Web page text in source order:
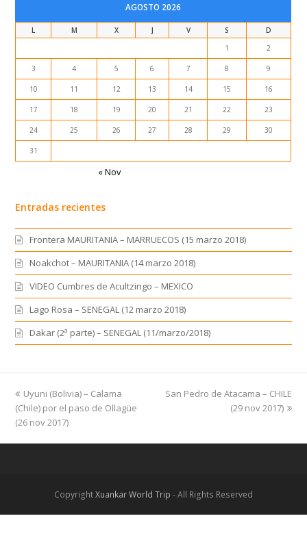
AGOSTO 2026
L M X J V S
D
1
2
3 4 5 6 7 8 9
10 11 12 13 14 15 16
17 18 19 20 21 22 23
24 25 26 27 28 29 30
31
« Nov
Entradas recientes
Frontera MAURITANIA – MARRUECOS (15 marzo 2018)
Noakchot – MAURITANIA (14 marzo 2018)
VIDEO Cumbres de Acultzingo – MEXICO
Lago Rosa – SENEGAL (12 marzo 2018)
Dakar (2ª parte) – SENEGAL (11/marzo/2018)
previous
post:
Uyuni (Bolivia) – Calama
(Chile) por el paso de Ollagüe
(26 nov 2017)
next
San Pedro de Atacama – CHILE
(29 nov 2017)
CopyrightXuankar World Trip - All Rights Reserved